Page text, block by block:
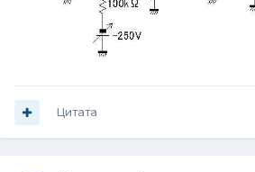
Цитата